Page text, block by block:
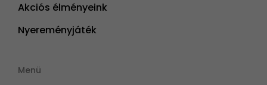
Akciós élményeink
Nyereményjáték
Menü